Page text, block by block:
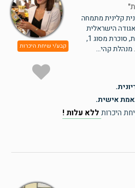
קבע/י שיחת היכרות
קלינית מתמחה
הישראלית
לסוכרת. מטפלת בטרום סוכרת, סוכרת מסוג 1,
אישית.
היכרות ללא עלות !